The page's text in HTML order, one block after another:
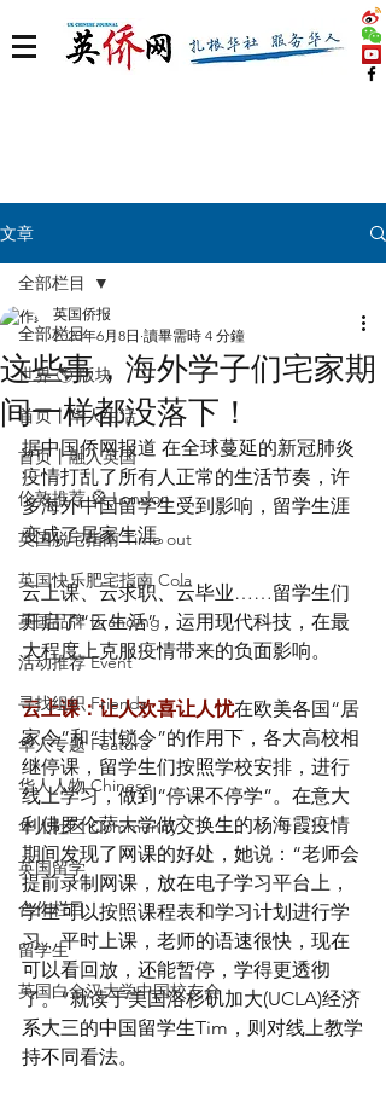
文章
全部栏目
世界 🌎 版块
首页丨华人生活
首页丨融入英国
伦敦推荐 🎡 London
英国脱宅指南 Time out
英国快乐肥宅指南 Cola
英国品牌 Branding
活动推荐 Event
寻找组织 Friends
华人专题 Feature
华人人物 Chinese
华人社区 Community
英国留学
合作栏目
留学生
英国白金汉大学中国校友会
全部栏目
这些事，海外学子们宅家期
间一样都没落下！
英国侨报
2020年6月8日 讀畢需時 4 分鐘
据中国侨网报道 在全球蔓延的新冠肺炎
疫情打乱了所有人正常的生活节奏，许
多海外中国留学生受到影响，留学生涯
变成了居家生涯。
云上课、云求职、云毕业……留学生们
开启了“云生活”，运用现代科技，在最
大程度上克服疫情带来的负面影响。
云上课：让人欢喜让人忧在欧美各国“居
家令”和“封锁令”的作用下，各大高校相
继停课，留学生们按照学校安排，进行
线上学习，做到“停课不停学”。在意大
利佛罗伦萨大学做交换生的杨海霞疫情
期间发现了网课的好处，她说：“老师会
提前录制网课，放在电子学习平台上，
学生可以按照课程表和学习计划进行学
习。平时上课，老师的语速很快，现在
可以看回放，还能暂停，学得更透彻
了。”就读于美国洛杉矶加大(UCLA)经济
系大三的中国留学生Tim，则对线上教学
持不同看法。